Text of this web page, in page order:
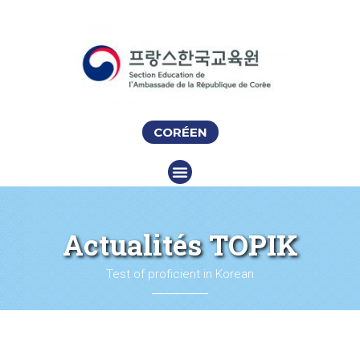
CORÉEN
Actualités TOPIK
Test of proficient in Korean